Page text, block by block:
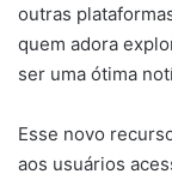
outras
quem adora
ser uma ótima
Esse novo
aos usuários